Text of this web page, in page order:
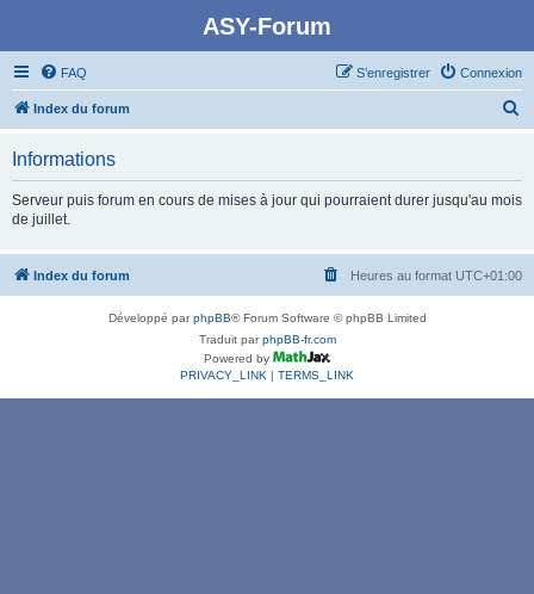
ASY-Forum
FAQ Connexion
S’enregistrer
Index du forum
c
Informations
Serveur puis forum en cours de mises à jour qui pourraient durer jusqu'au mois
de juillet.
Index du forum Heures au format UTC+01:00
Développé parphpBB® Forum Software © phpBB Limited
Traduit parphpBB-fr.com
Powered by
PRIVACY_LINK | TERMS_LINK